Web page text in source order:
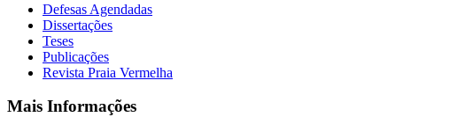
Defesas Agendadas
Dissertações
Teses
Publicações
Revista Praia Vermelha
Mais Informações